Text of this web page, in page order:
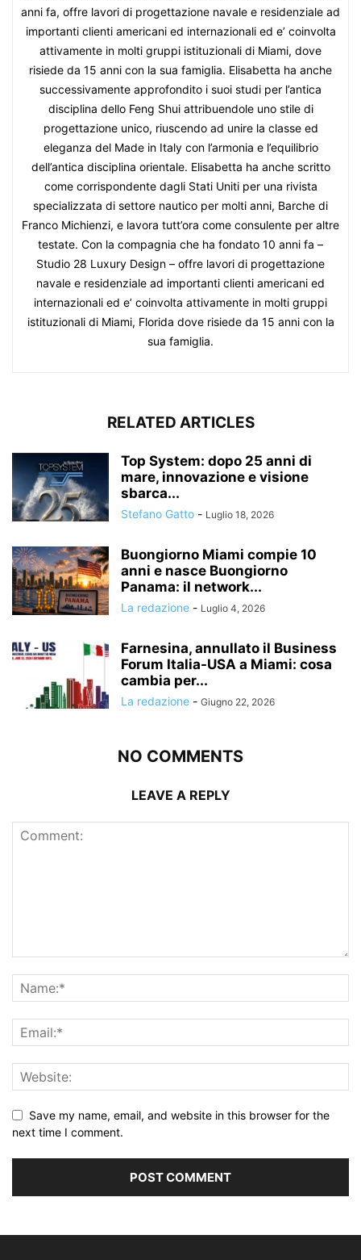
anni fa, offre lavori di progettazione navale e residenziale ad
importanti clienti americani ed internazionali ed e’ coinvolta
attivamente in molti gruppi istituzionali di Miami, dove
risiede da 15 anni con la sua famiglia. Elisabetta ha anche
successivamente approfondito i suoi studi per l’antica
disciplina dello Feng Shui attribuendole uno stile di
progettazione unico, riuscendo ad unire la classe ed
eleganza del Made in Italy con l’armonia e l’equilibrio
dell’antica disciplina orientale. Elisabetta ha anche scritto
come corrispondente dagli Stati Uniti per una rivista
specializzata di settore nautico per molti anni, Barche di
Franco Michienzi, e lavora tutt’ora come consulente per altre
testate. Con la compagnia che ha fondato 10 anni fa –
Studio 28 Luxury Design – offre lavori di progettazione
navale e residenziale ad importanti clienti americani ed
internazionali ed e’ coinvolta attivamente in molti gruppi
istituzionali di Miami, Florida dove risiede da 15 anni con la
sua famiglia.
RELATED ARTICLES
Top System: dopo 25 anni di
mare, innovazione e visione
sbarca...
Stefano Gatto - Luglio 18, 2026
Buongiorno Miami compie 10
anni e nasce Buongiorno
Panama: il network...
La redazione - Luglio 4, 2026
Farnesina, annullato il Business
Forum Italia-USA a Miami: cosa
cambia per...
La redazione - Giugno 22, 2026
NO COMMENTS
LEAVE A REPLY
Save my name, email, and website in this browser for the
next time I comment.